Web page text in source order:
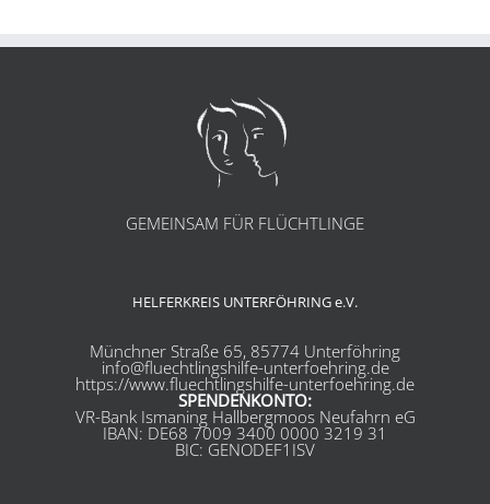
GEMEINSAM FÜR FLÜCHTLINGE
HELFERKREIS UNTERFÖHRING e.V.
Münchner Straße 65, 85774 Unterföhring
info@fluechtlingshilfe-unterfoehring.de
https://www.fluechtlingshilfe-unterfoehring.de
SPENDENKONTO:
VR-Bank Ismaning Hallbergmoos Neufahrn eG
IBAN: DE68 7009 3400 0000 3219 31
BIC: GENODEF1ISV